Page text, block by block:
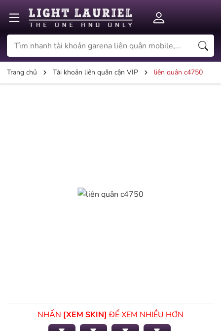
Trang chủ Tài khoản liên quân cận VIP liên quân c4750
NHẤN [XEM SKIN] ĐỂ XEM NHIỀU HƠN